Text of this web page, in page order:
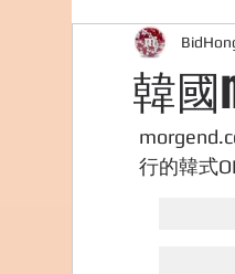
外國購物網站介
美食團購
韓國
行的韓式